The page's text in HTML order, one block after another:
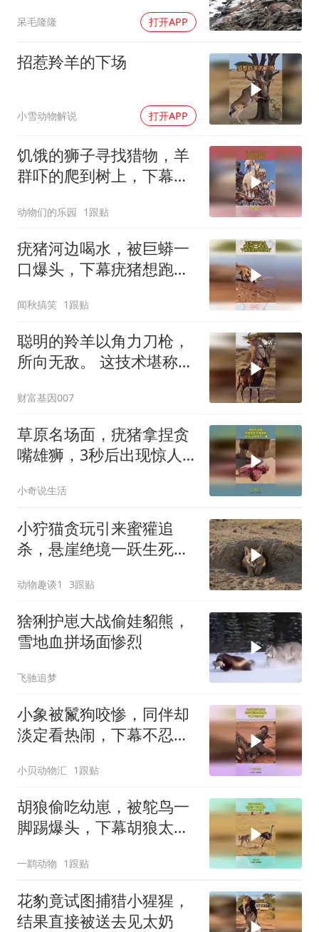
呆毛隆隆 打开APP
招惹羚羊的下场
小雪动物解说 打开APP
饥饿的狮子寻找猎物，羊
群吓的爬到树上，下幕根
动物们的乐园 1跟贴
疣猪河边喝水，被巨蟒一
口爆头，下幕疣猪想跑也
闻秋搞笑 1跟贴
聪明的羚羊以角力刀枪，
所向无敌。 这技术堪称杂
财富基因007
草原名场面，疣猪拿捏贪
嘴雄狮，3秒后出现惊人
小奇说生活
小狞猫贪玩引来蜜獾追
杀，悬崖绝境一跃生死翻
动物趣谈1 3跟贴
猞猁护崽大战偷娃貂熊，
雪地血拼场面惨烈
飞驰追梦
小象被鬣狗咬惨，同伴却
淡定看热闹，下幕不忍心
小贝动物汇 1跟贴
胡狼偷吃幼崽，被鸵鸟一
脚踢爆头，下幕胡狼太惨
一鹞动物 1跟贴
花豹竟试图捕猎小猩猩，
结果直接被送去见太奶